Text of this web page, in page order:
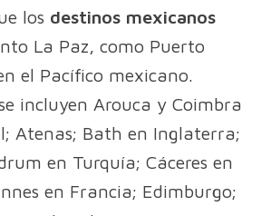
los destinos mexicanos
La Paz, como Puerto
el Pacífico mexicano.
incluyen Arouca y Coimbra
Atenas; Bath en Inglaterra;
en Turquía; Cáceres en
en Francia; Edimburgo;